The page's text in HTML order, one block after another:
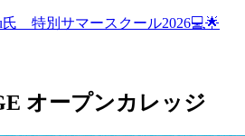
氏 特別サマースクール2026💻🌟
オープンカレッジ